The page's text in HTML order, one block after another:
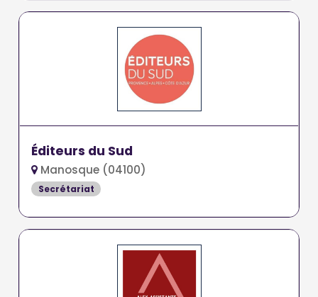
Éditeurs du Sud
Manosque (04100)
Secrétariat